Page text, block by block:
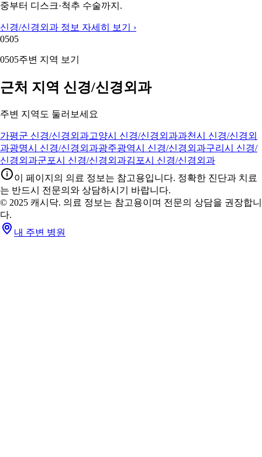
중부터 디스크·척추 수술까지.
신경/신경외과 정보 자세히 보기 ›
0505
0505주변 지역 보기
근처 지역 신경/신경외과
주변 지역도 둘러보세요
가평군 신경/신경외과고양시 신경/신경외과과천시 신경/신경외
과광명시 신경/신경외과광주광역시 신경/신경외과구리시 신경/
신경외과군포시 신경/신경외과김포시 신경/신경외과
이 페이지의 의료 정보는 참고용입니다. 정확한 진단과 치료
는 반드시 전문의와 상담하시기 바랍니다.
© 2025 캐시닥. 의료 정보는 참고용이며 전문의 상담을 권장합니
다.
내 주변 병원